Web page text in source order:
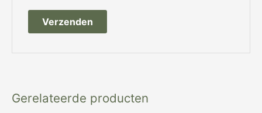
Gerelateerde producten